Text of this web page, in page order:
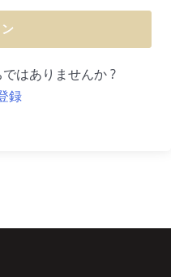
はありませんか ?
録